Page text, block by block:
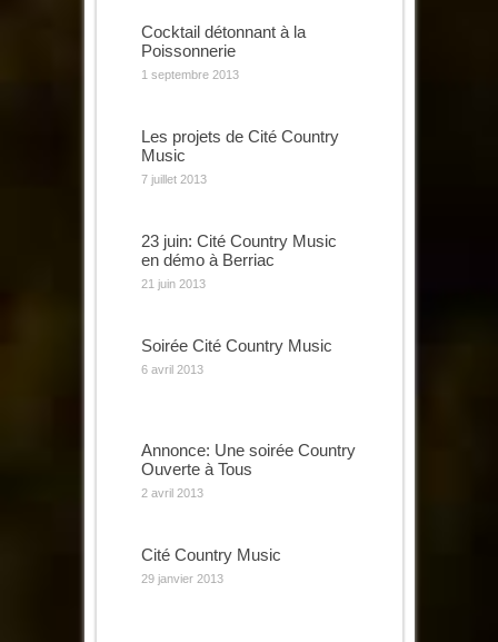
Cocktail détonnant à la
Poissonnerie
1 septembre 2013
Les projets de Cité Country
Music
7 juillet 2013
23 juin: Cité Country Music
en démo à Berriac
21 juin 2013
Soirée Cité Country Music
6 avril 2013
Annonce: Une soirée Country
Ouverte à Tous
2 avril 2013
Cité Country Music
29 janvier 2013